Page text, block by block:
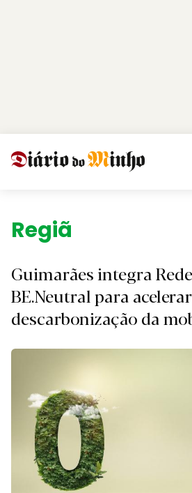
Região.
Guimarães integra
BE.Neutral para
descarbonização da